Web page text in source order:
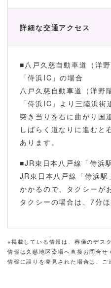
詳細な交通アクセス
■八戸久慈自動車道（洋
「侍浜IC」の場合
八戸久慈自動車道（洋野
「侍浜IC」より三陸浜街
突き当りを右に曲がり国
しばらく道なりに進むと
あります。
■JR東日本八戸線「侍浜
JR東日本八戸線「侍浜
かかるので、タクシーが
タクシーの場合は、7分ほ
※掲載している情報は、葬儀のデス
情報は久慈地区斎場へ直接お問合せ
情報に誤りを発見された場合は、ご